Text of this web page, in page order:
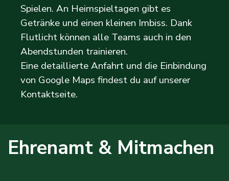
Spielen. An Heimspieltagen gibt es
Getränke und einen kleinen Imbiss. Dank
Flutlicht können alle Teams auch in den
Abendstunden trainieren.
Eine detaillierte Anfahrt und die Einbindung
von Google Maps findest du auf unserer
Kontaktseite.
Ehrenamt & Mitmachen